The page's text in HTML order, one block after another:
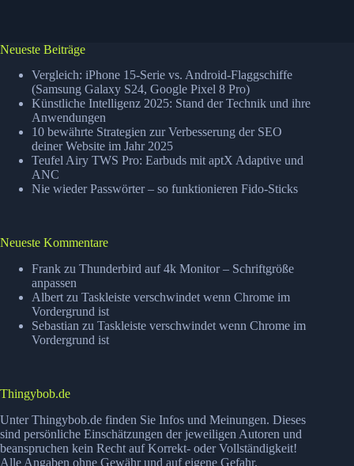
Neueste Beiträge
Vergleich: iPhone 15-Serie vs. Android-Flaggschiffe
(Samsung Galaxy S24, Google Pixel 8 Pro)
Künstliche Intelligenz 2025: Stand der Technik und ihre
Anwendungen
10 bewährte Strategien zur Verbesserung der SEO
deiner Website im Jahr 2025
Teufel Airy TWS Pro: Earbuds mit aptX Adaptive und
ANC
Nie wieder Passwörter – so funktionieren Fido-Sticks
Neueste Kommentare
Frank zu Thunderbird auf 4k Monitor – Schriftgröße
anpassen
Albert zu Taskleiste verschwindet wenn Chrome im
Vordergrund ist
Sebastian zu Taskleiste verschwindet wenn Chrome im
Vordergrund ist
Thingybob.de
Unter Thingybob.de finden Sie Infos und Meinungen. Dieses
sind persönliche Einschätzungen der jeweiligen Autoren und
beanspruchen kein Recht auf Korrekt- oder Vollständigkeit!
Alle Angaben ohne Gewähr und auf eigene Gefahr.